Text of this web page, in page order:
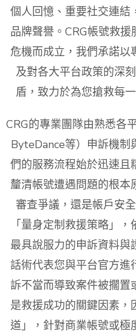
個人回憶、重要社交連結
品牌聲譽。CRG帳號救
危機而成立，我們承諾以
及對各大平台政策的深
盾，致力於為您搶救每
CRG的專業團隊由熟悉各
ByteDance等）申訴機制
們的服務流程始於迅速且
釐清帳號遭遇問題的根本
審查爭議，還是帳戶安
「量身定制救援策略」
最具說服力的申訴資料與
話術代表您與平台官方進
訴不當而導致案件被擱置
是救援成功的關鍵因素
道」，針對商業帳號或極